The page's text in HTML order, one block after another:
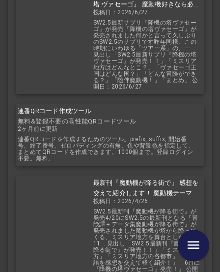
塔 ヴァセーゴ』 魔動機好きなら必
見！ 随伴魔動機と旅に出よう！
投稿日：2026/6/27
SW2.5最新サプリ『降機の塔ヴァセー
ゴ』が発売『降機の塔ヴァセーゴ』が
発売されました何かと言って久しぶり
のSW2.5のサプリです昨年同様、この
時期にいわゆる「ツアー系」の、一...
見出し「SW2.5最新サプリ『降機の塔
ヴァセーゴ』が発売！！」「ミスリア
地方はどんなとこ？」「ヴァセーゴ王
国はどんな国？」「どんな冒険ができ
る？」「随伴魔動機！」「まとめ」 公
開日：2026/6/27
連番QRコード作成ツール
無料&登録不要の高性能QRコードツール
2ヶ月前に更新
連番QRコードを作成するためのツール。prefix, suffix, 開始番
号、終了番号、ゼロパディングの有無、色や背景色を指定して、
まとめてQRコードを作成できます。1000個まで。登録ログイン
不要。無料。
最新刊『魔動機が降る街で』 感想を
交えて紹介します！ 魔動機テーマの
小説！ おもしろいデータも多数！
投稿日：2026/4/26
SW2.5最新刊『魔動機が降る街で』が
発売4/20にSW2.5の最新刊となる『冒
険譚＋データ集魔動機が降る街で』が
発売されました魔動機が塔から降って
くる、ミスリア地方を舞台とした小説
11... 見出し「SW2.5最新刊『魔動機が
降る街で』が発売！！」「ミスリア地
方」「ミスリア地方の各都市」「各物
語を感想を交えて軽く紹介！」「6月に
『降機の塔ヴァセーゴ』発売！」 公開